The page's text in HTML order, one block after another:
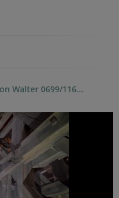
Walter 0699/116...